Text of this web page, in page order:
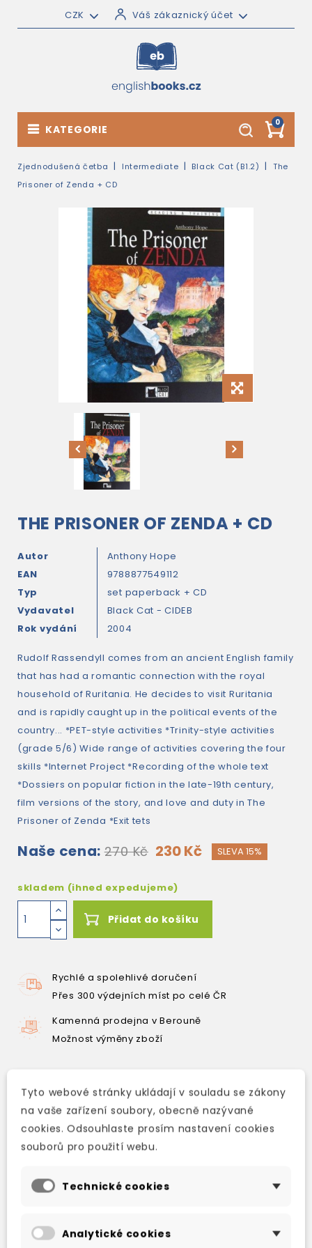
CZK Váš zákaznický účet
0
KATEGORIE
Zjednodušená četba Intermediate Black Cat (B1.2)
The
Prisoner of Zenda + CD
THE PRISONER OF ZENDA + CD
Autor
Anthony Hope
EAN
9788877549112
Typ
set paperback + CD
Vydavatel
Black Cat - CIDEB
Rok vydání
2004
Rudolf Rassendyll comes from an ancient English family
that has had a romantic connection with the royal
household of Ruritania. He decides to visit Ruritania
and is rapidly caught up in the political events of the
country... *PET-style activities *Trinity-style activities
(grade 5/6) Wide range of activities covering the four
skills *Internet Project *Recording of the whole text
*Dossiers on popular fiction in the late-19th century,
film versions of the story, and love and duty in The
Prisoner of Zenda *Exit tets
Naše cena: 270 Kč 230 Kč SLEVA 15%
skladem (ihned expedujeme)
Přidat do košíku
Rychlé a spolehlivé doručení
Přes 300 výdejních míst po celé ČR
Kamenná prodejna v Berouně
Možnost výměny zboží
Popis
Detaily produktu
English family that has had a romantic
Ruritania. He decides to visit Ruritania and is
rapidly caught up in the political events of the
Tyto webové stránky ukládají v souladu se zákony
na vaše zařízení soubory, obecně nazývané
cookies. Odsouhlaste prosím nastavení cookies
souborů pro použití webu.
Technické cookies
Analytické cookies